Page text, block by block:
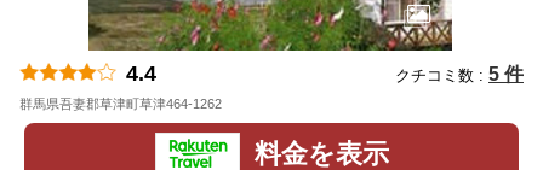
4.4 クチコミ数 : 5 件
群馬県吾妻郡草津町草津464-1262
料金を表示